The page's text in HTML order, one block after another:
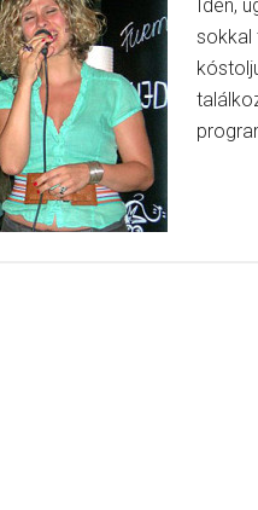
Idén,
sokkal